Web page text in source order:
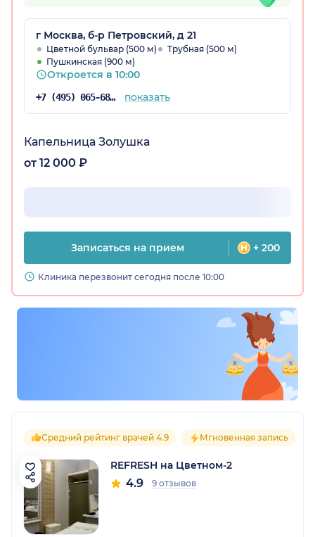
г Москва, б-р Петровский, д 21
Цветной бульвар (500 м)
Трубная (500 м)
Пушкинская (900 м)
Откроется в 10:00
+7 (495) 065-68-41 показать
Капельница Золушка
от 12 000 ₽
Записаться на прием + 200
Клиника перезвонит сегодня после 10:00
Средний рейтинг врачей 4.9 Мгновенная запись
REFRESH на Цветном-2
4.9 9 отзывов